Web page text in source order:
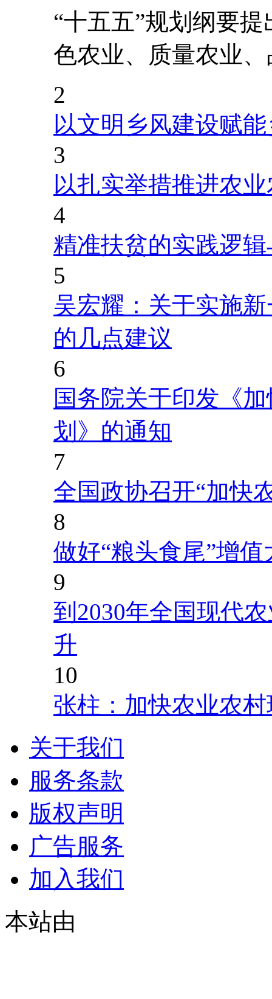
“十五五”规划纲要
色农业、质量农业
2
以文明乡风建设赋
3
以扎实举措推进农
4
精准扶贫的实践逻
5
吴宏耀：关于实施
的几点建议
6
国务院关于印发《
划》的通知
7
全国政协召开“加快
8
做好“粮头食尾”增值
9
到2030年全国现代
升
10
张柱：加快农业农
关于我们
服务条款
版权声明
广告服务
加入我们
本站由